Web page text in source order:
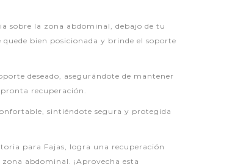
sobre la zona abdominal, debajo de tu
bien posicionada y brinde el soporte
deseado, asegurándote de mantener
recuperación.
sintiéndote segura y protegida
para Fajas, logra una recuperación
abdominal. ¡Aprovecha esta